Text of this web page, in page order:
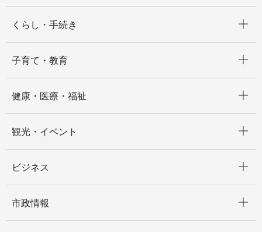
くらし・手続き
子育て・教育
健康・医療・福祉
観光・イベント
ビジネス
市政情報